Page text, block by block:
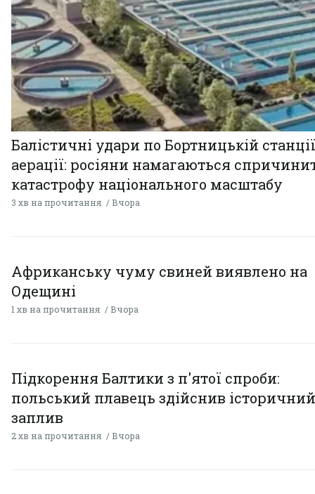
Балістичні удари по Бортницькій станції
аерації: росіяни намагаються
катастрофу національного масштабу
3 хв на прочитання Вчора
Африканську чуму свиней виявлено на
Одещині
1 хв на прочитання Вчора
Підкорення Балтики з п'ятої спроби:
польський плавець здійснив історичний
заплив
2 хв на прочитання Вчора